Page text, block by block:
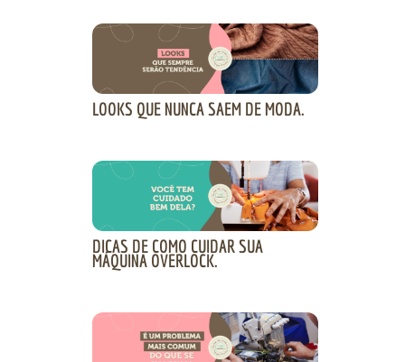
LOOKS QUE NUNCA SAEM DE MODA.
DICAS DE COMO CUIDAR SUA
MÁQUINA OVERLOCK.